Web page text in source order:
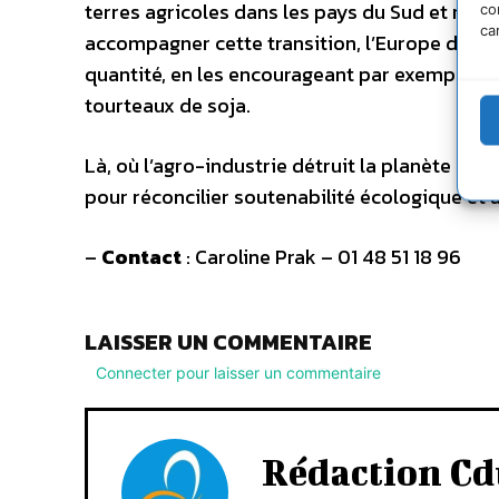
terres agricoles dans les pays du Sud et
accompagner cette transition, l’Europe doit
quantité, en les encourageant par exemple à
tourteaux de soja.
Là, où l’agro-industrie détruit la planète et
pour réconcilier soutenabilité écologique et
– Contact: Caroline Prak – 01 48 51 18 96
LAISSER UN COMMENTAIRE
Connecter pour laisser un commentaire
Rédaction